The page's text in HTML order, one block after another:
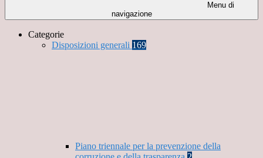
Menu di
navigazione
Categorie
Disposizioni generali 169
Piano triennale per la prevenzione della